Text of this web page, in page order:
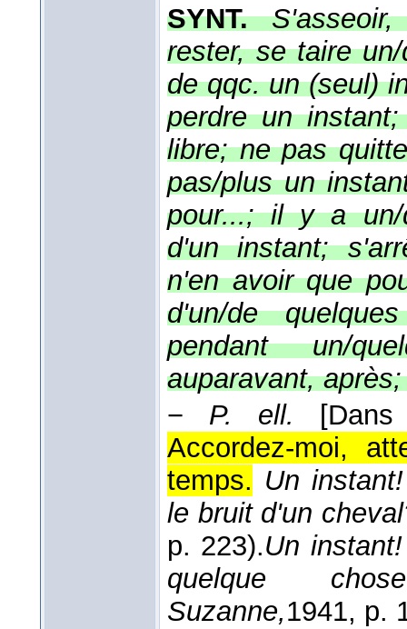
SYNT.
rester, se taire
de qqc. un (seul)
perdre un
libre; ne pas
pas/plus un
pour...; il y a un/
d'un instant;
n'en avoir que
d'un/de
pendant un/
auparavant,
− P. ell.
Accordez-moi,
temps. Un
le bruit d'un
p. 223).Un
quelque
Suzanne,1941, p.